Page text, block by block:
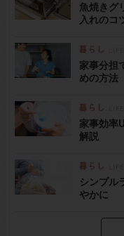
魚焼きグ
入れのコ
家事分担
めの方法
家事効率
解説
シンプル
やかに